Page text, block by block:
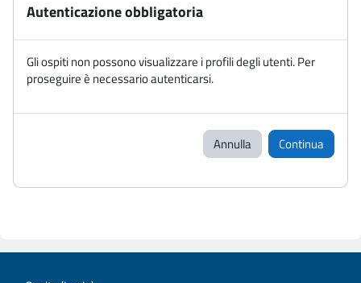
Autenticazione obbligatoria
Gli ospiti non possono visualizzare i profili degli utenti. Per
proseguire è necessario autenticarsi.
Annulla Continua